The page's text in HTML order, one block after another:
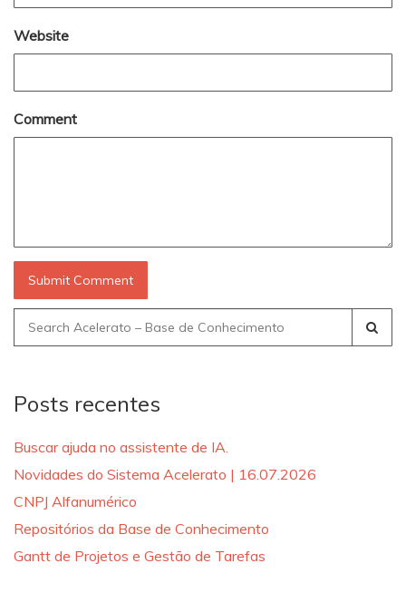
Website
Comment
Search
for:
Posts recentes
Buscar ajuda no assistente de IA.
Novidades do Sistema Acelerato | 16.07.2026
CNPJ Alfanumérico
Repositórios da Base de Conhecimento
Gantt de Projetos e Gestão de Tarefas